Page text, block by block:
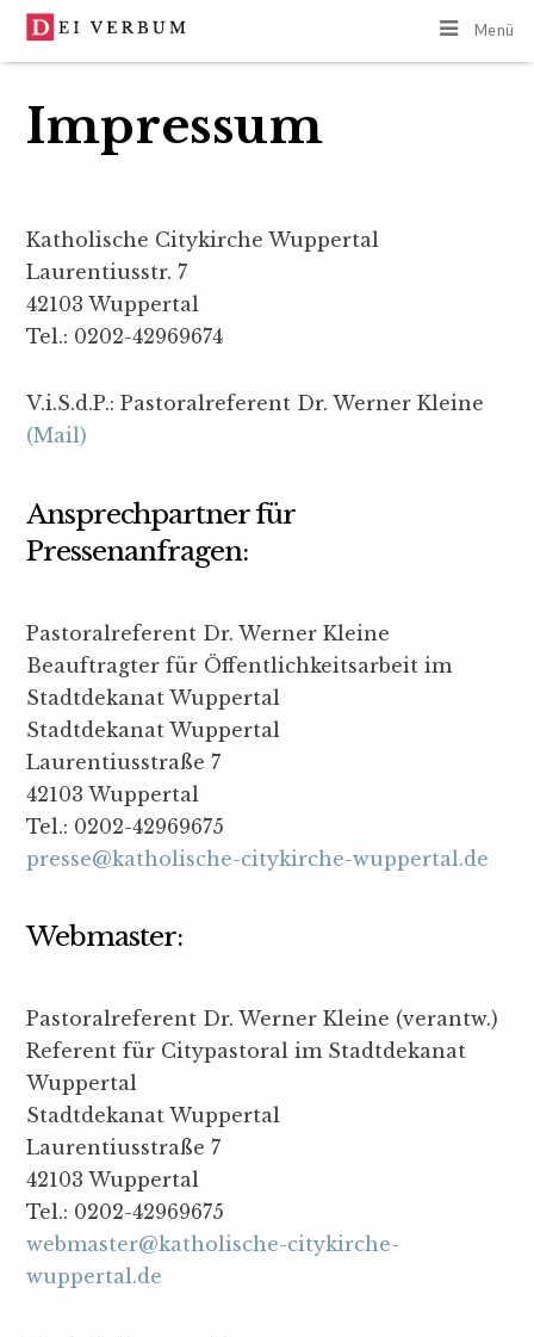
Menü
Impressum
Katholische Citykirche Wuppertal
Laurentiusstr. 7
42103 Wuppertal
Tel.: 0202-42969674
V.i.S.d.P.: Pastoralreferent Dr. Werner Kleine
(Mail)
Ansprechpartner für
Pressenanfragen:
Pastoralreferent Dr. Werner Kleine
Beauftragter für Öffentlichkeitsarbeit im
Stadtdekanat Wuppertal
Stadtdekanat Wuppertal
Laurentiusstraße 7
42103 Wuppertal
Tel.: 0202-42969675
presse@katholische-citykirche-wuppertal.de
Webmaster:
Pastoralreferent Dr. Werner Kleine (verantw.)
Referent für Citypastoral im Stadtdekanat
Wuppertal
Stadtdekanat Wuppertal
Laurentiusstraße 7
42103 Wuppertal
Tel.: 0202-42969675
webmaster@katholische-citykirche-
wuppertal.de